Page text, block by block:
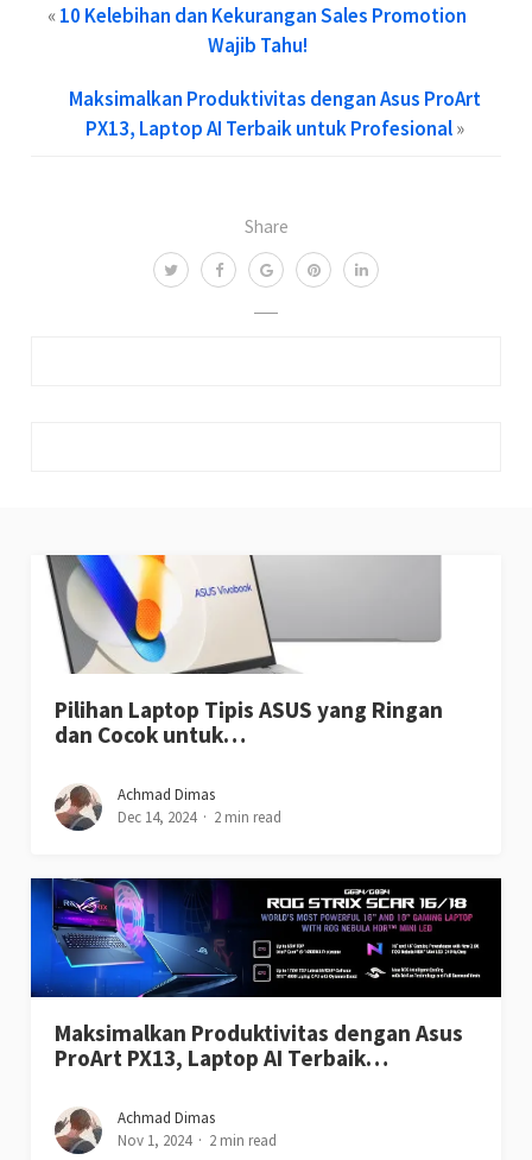
Share
«10 Kelebihan dan Kekurangan Sales Promotion
Wajib Tahu!
Maksimalkan Produktivitas dengan Asus ProArt
PX13, Laptop AI Terbaik untuk Profesional»
Pilihan Laptop Tipis ASUS yang Ringan
dan Cocok untuk…
Achmad Dimas
Dec 14, 2024
2 min read
Maksimalkan Produktivitas dengan Asus
ProArt PX13, Laptop AI Terbaik…
Achmad Dimas
Nov 1, 2024
2 min read